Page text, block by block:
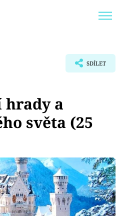
SDÍLET
hrady a
světa (25